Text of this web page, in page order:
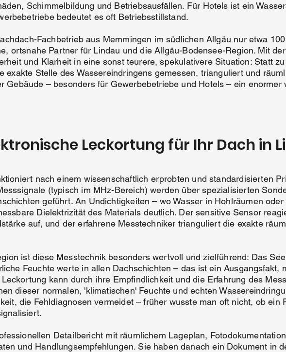
Schimmelbildung und Betriebsausfällen. Für Hotels ist ein
bedeutet es oft Betriebsstillstand.
Fachbetrieb aus Memmingen im südlichen Allgäu nur etwa
ortsnahe Partner für Lindau und die Allgäu-Bodensee-Region. Mit
und Klarheit in eine sonst teurere, spekulativere Situation: Statt
exakte Stelle des Wassereindringens gemessen, trianguliert und
Gebäude – besonders für Gewerbebetriebe und Hotels – ein enormer
Leckortung für Ihr Dach in
nach einem wissenschaftlich erprobten und standardisierten
(typisch im MHz-Bereich) werden über spezialisierten
geführt. An Undichtigkeiten – wo Wasser in Hohlräumen oder
Dielektrizität des Materials deutlich. Der sensitive Sensor
auf, und der erfahrene Messtechniker trianguliert die exakte
ist diese Messtechnik besonders wertvoll und zielführend: Das
Feuchte werte in allen Dachschichten – das ist ein Ausgangsfakt,
kann durch ihre Empfindlichkeit und die Erfahrung des
dieser normalen, 'klimatischen' Feuchte und echten
die Fehldiagnosen vermeidet – früher wusste man oft nicht, ob ein
Detailbericht mit räumlichem Lageplan,
und Handlungsempfehlungen. Sie haben danach ein Dokument in